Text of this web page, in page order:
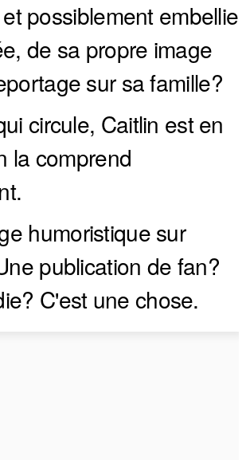
possiblement embellie
de sa propre image
sur sa famille?
circule, Caitlin est en
la comprend
humoristique sur
publication de fan?
C'est une chose.